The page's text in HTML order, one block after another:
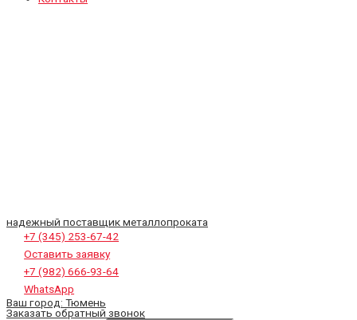
надежный поставщик металлопроката
+7 (345) 253-67-42
Оставить заявку
+7 (982) 666-93-64
WhatsApp
Ваш город: Тюмень
Заказать обратный звонок